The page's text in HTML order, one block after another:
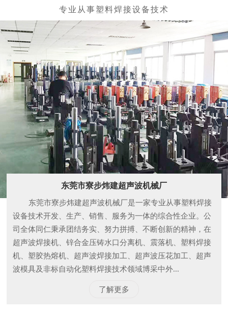
东莞市寮步炜建超声波机械厂
东莞市寮步炜建超声波机械厂是一家专业从事塑料焊接
设备技术开发、生产、销售、服务为一体的综合性企业。公
司全体同仁秉承团结务实、努力拼搏、不断创新的精神，在
超声波焊接机、锌合金压铸水口分离机、震落机、塑料焊接
机、塑胶热熔机、超声波焊接加工、超声波压花加工、超声
波模具及非标自动化塑料焊接技术领域博采中外...
了解更多